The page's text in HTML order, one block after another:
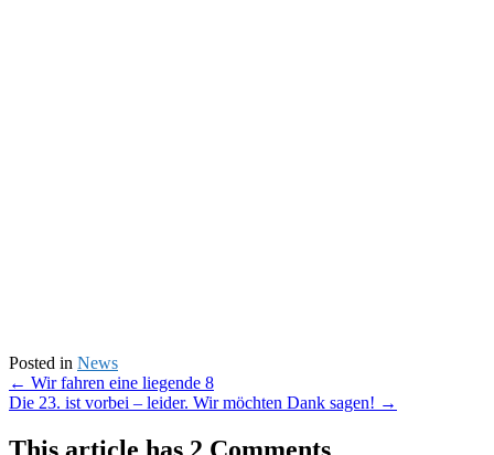
Posted in News
Post
navigation
← Wir fahren eine liegende 8
Die 23. ist vorbei – leider. Wir möchten Dank sagen! →